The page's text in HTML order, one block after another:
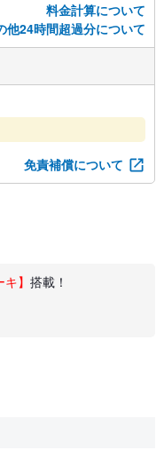
料金計算について
他24時間超過分について
免責補償について
】 搭載！